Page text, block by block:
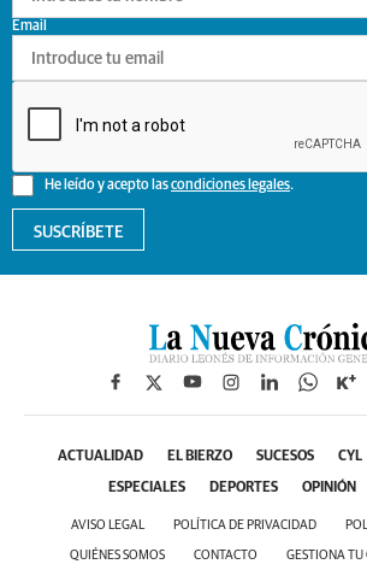
He leído y acepto lascondiciones legales.
Email
SUSCRÍBETE
ACTUALIDAD EL BIERZO SUCESOS CYL
ESPECIALES DEPORTES OPINIÓN
AVISO LEGAL POLÍTICA DE PRIVACIDAD
QUIÉNES SOMOS CONTACTO GESTIONA TU